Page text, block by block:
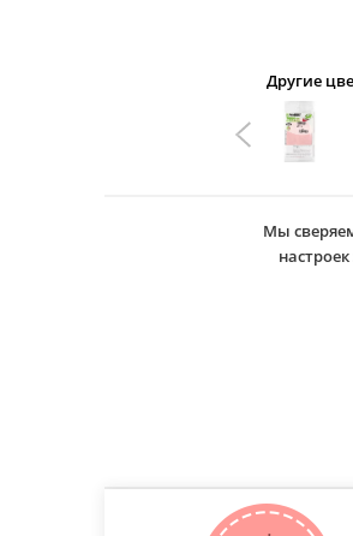
Другие
Мы